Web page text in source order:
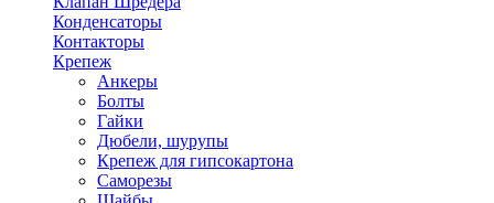
Конденсаторы
Контакторы
Крепеж
Анкеры
Болты
Гайки
Дюбели, шурупы
Крепеж для гипсокартона
Саморезы